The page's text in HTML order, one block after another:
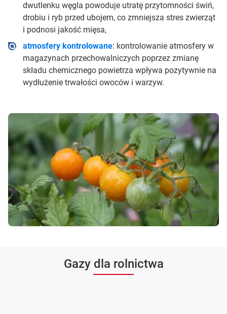
dwutlenku węgla powoduje utratę przytomności świń,
drobiu i ryb przed ubojem, co zmniejsza stres zwierząt
i podnosi jakość mięsa,
atmosfery kontrolowane: kontrolowanie atmosfery w
magazynach przechowalniczych poprzez zmianę
składu chemicznego powietrza wpływa pozytywnie na
wydłużenie trwałości owoców i warzyw.
Gazy dla rolnictwa